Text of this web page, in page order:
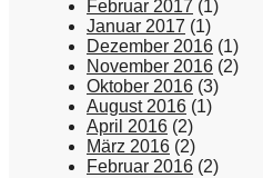
Februar 2017 (1)
Januar 2017 (1)
Dezember 2016 (1)
November 2016 (2)
Oktober 2016 (3)
August 2016 (1)
April 2016 (2)
März 2016 (2)
Februar 2016 (2)